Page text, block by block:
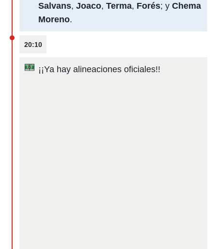
Salvans, Joaco, Terma, Forés; y Chema
Moreno.
20:10
¡¡Ya hay alineaciones oficiales!!